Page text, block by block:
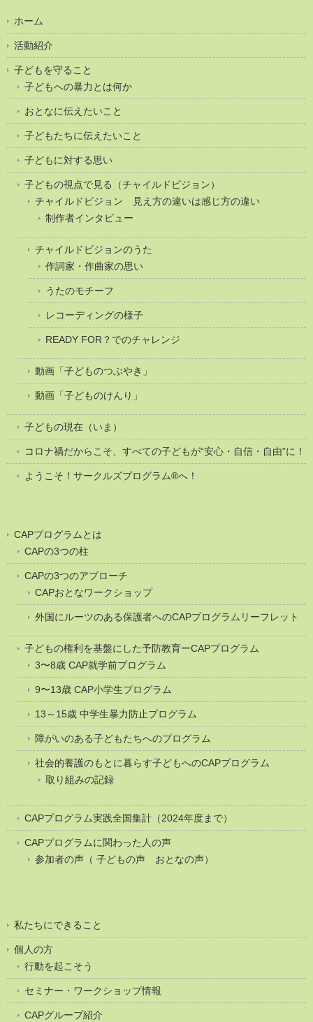
ホーム
活動紹介
子どもを守ること
子どもへの暴力とは何か
おとなに伝えたいこと
子どもたちに伝えたいこと
子どもに対する思い
子どもの視点で見る（チャイルドビジョン）
チャイルドビジョン 見え方の違いは感じ方の違い
制作者インタビュー
チャイルドビジョンのうた
作詞家・作曲家の思い
うたのモチーフ
レコーディングの様子
READY FOR？でのチャレンジ
動画「子どものつぶやき」
動画「子どものけんり」
子どもの現在（いま）
コロナ禍だからこそ、すべての子どもが“安心・自信・自由”に！
ようこそ！サークルズプログラム®へ！
CAPプログラムとは
CAPの3つの柱
CAPの3つのアプローチ
CAPおとなワークショップ
外国にルーツのある保護者へのCAPプログラムリーフレット
子どもの権利を基盤にした予防教育ーCAPプログラム
3〜8歳 CAP就学前プログラム
9〜13歳 CAP小学生プログラム
13～15歳 中学生暴力防止プログラム
障がいのある子どもたちへのプログラム
社会的養護のもとに暮らす子どもへのCAPプログラム
取り組みの記録
CAPプログラム実践全国集計（2024年度まで）
CAPプログラムに関わった人の声
参加者の声（ 子どもの声 おとなの声）
私たちにできること
個人の方
行動を起こそう
セミナー・ワークショップ情報
CAPグループ紹介